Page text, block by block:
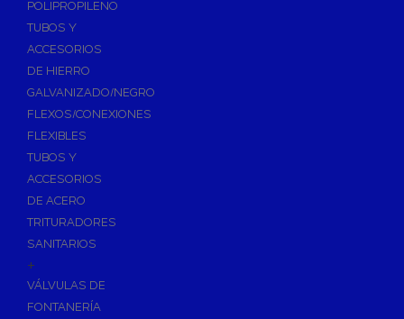
POLIPROPILENO
TUBOS Y
ACCESORIOS
DE HIERRO
GALVANIZADO/NEGRO
FLEXOS/CONEXIONES
FLEXIBLES
TUBOS Y
ACCESORIOS
DE ACERO
TRITURADORES
SANITARIOS
+
VÁLVULAS DE
FONTANERÍA